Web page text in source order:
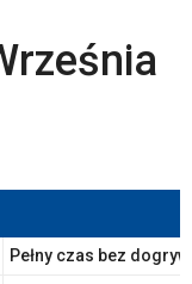
Pełny czas bez